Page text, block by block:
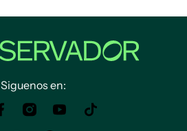
Siguenos en: